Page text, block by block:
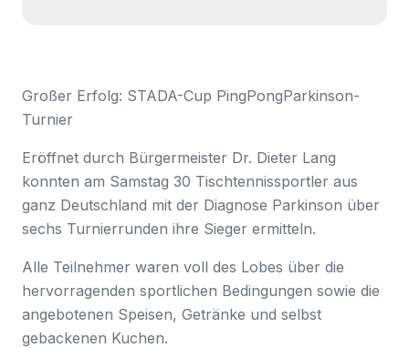
Großer Erfolg: STADA-Cup PingPongParkinson-
Turnier
Eröffnet durch Bürgermeister Dr. Dieter Lang
konnten am Samstag 30 Tischtennissportler aus
ganz Deutschland mit der Diagnose Parkinson über
sechs Turnierrunden ihre Sieger ermitteln.
Alle Teilnehmer waren voll des Lobes über die
hervorragenden sportlichen Bedingungen sowie die
angebotenen Speisen, Getränke und selbst
gebackenen Kuchen.